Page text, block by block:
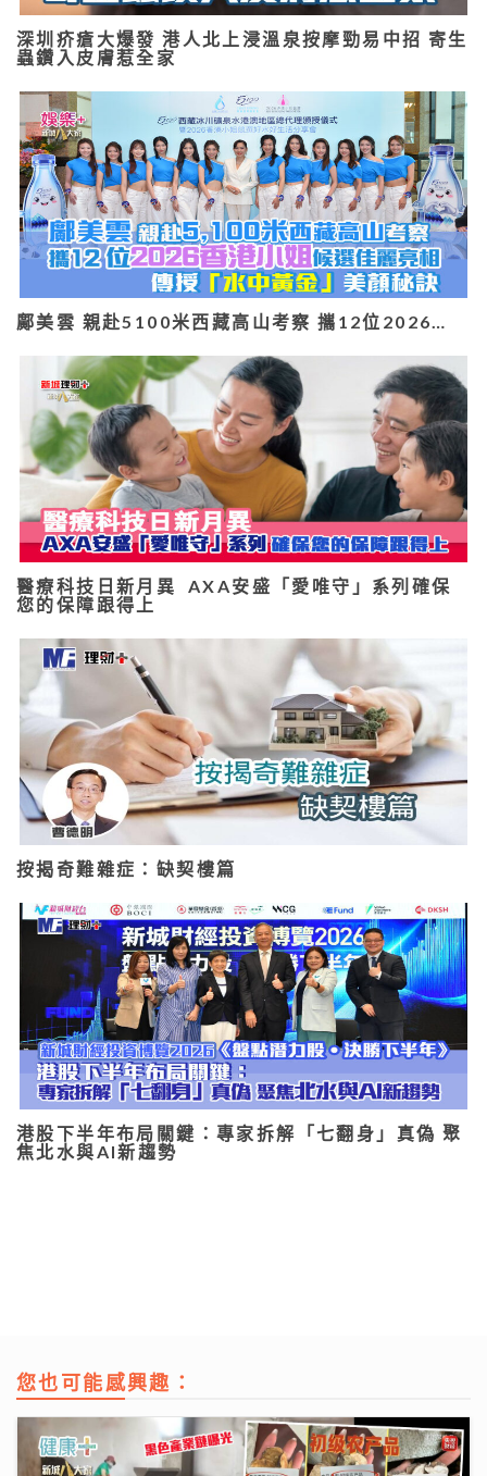
深圳疥瘡大爆發 港人北上浸溫泉按摩勁易中招 寄生
蟲鑽入皮膚惹全家
鄺美雲 親赴5100米西藏高山考察 攜12位2026…
醫療科技日新月異 AXA安盛「愛唯守」系列確保
您的保障跟得上
按揭奇難雜症：缺契樓篇
港股下半年布局關鍵：專家拆解「七翻身」真偽 聚
焦北水與AI新趨勢
您也可能感興趣：